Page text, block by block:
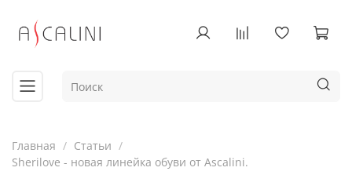
Главная
Статьи
Sherilove - новая линейка обуви от Ascalini.